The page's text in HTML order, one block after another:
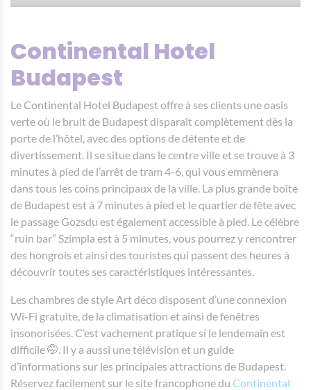
Continental Hotel
Budapest
Le Continental Hotel Budapest offre à ses clients une oasis
verte où le bruit de Budapest disparaît complètement dès la
porte de l’hôtel, avec des options de détente et de
divertissement. Il se situe dans le centre ville et se trouve à 3
minutes à pied de l’arrêt de tram 4-6, qui vous emmènera
dans tous les coins principaux de la ville. La plus grande boîte
de Budapest est à 7 minutes à pied et le quartier de fête avec
le passage Gozsdu est également accessible à pied. Le célèbre
“ruin bar” Szimpla est à 5 minutes, vous pourrez y rencontrer
des hongrois et ainsi des touristes qui passent des heures à
découvrir toutes ses caractéristiques intéressantes.
Les chambres de style Art déco disposent d’une connexion
Wi-Fi gratuite, de la climatisation et ainsi de fenêtres
insonorisées. C’est vachement pratique si le lendemain est
difficile 🤭. Il y a aussi une télévision et un guide
d’informations sur les principales attractions de Budapest.
Réservez facilement sur le site francophone du Continental